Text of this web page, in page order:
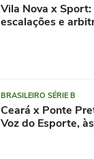
Vila Nova x
escalações e
BRASILEIRO SÉRIE B
Ceará x Ponte
Voz do Esporte,